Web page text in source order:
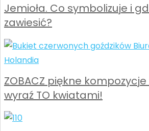
Jemioła. Co symbolizuje i
zawiesić?
ZOBACZ piękne
wyraź TO kwiatami!